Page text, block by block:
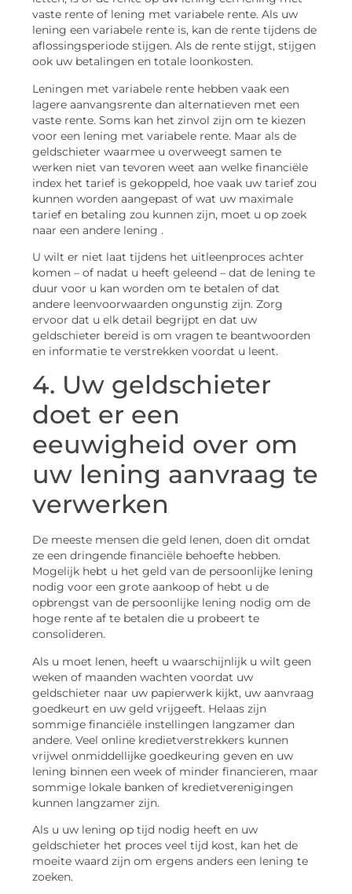
vaste rente of lening met variabele rente. Als uw
lening een variabele rente is, kan de rente tijdens de
aflossingsperiode stijgen. Als de rente stijgt, stijgen
ook uw betalingen en totale loonkosten.
Leningen met variabele rente hebben vaak een
lagere aanvangsrente dan alternatieven met een
vaste rente. Soms kan het zinvol zijn om te kiezen
voor een lening met variabele rente. Maar als de
geldschieter waarmee u overweegt samen te
werken niet van tevoren weet aan welke financiële
index het tarief is gekoppeld, hoe vaak uw tarief zou
kunnen worden aangepast of wat uw maximale
tarief en betaling zou kunnen zijn, moet u op zoek
naar een andere lening .
U wilt er niet laat tijdens het uitleenproces achter
komen – of nadat u heeft geleend – dat de lening te
duur voor u kan worden om te betalen of dat
andere leenvoorwaarden ongunstig zijn. Zorg
ervoor dat u elk detail begrijpt en dat uw
geldschieter bereid is om vragen te beantwoorden
en informatie te verstrekken voordat u leent.
4. Uw geldschieter
doet er een
eeuwigheid over om
uw lening aanvraag te
verwerken
De meeste mensen die geld lenen, doen dit omdat
ze een dringende financiële behoefte hebben.
Mogelijk hebt u het geld van de persoonlijke lening
nodig voor een grote aankoop of hebt u de
opbrengst van de persoonlijke lening nodig om de
hoge rente af te betalen die u probeert te
consolideren.
Als u moet lenen, heeft u waarschijnlijk u wilt geen
weken of maanden wachten voordat uw
geldschieter naar uw papierwerk kijkt, uw aanvraag
goedkeurt en uw geld vrijgeeft. Helaas zijn
sommige financiële instellingen langzamer dan
andere. Veel online kredietverstrekkers kunnen
vrijwel onmiddellijke goedkeuring geven en uw
lening binnen een week of minder financieren, maar
sommige lokale banken of kredietverenigingen
kunnen langzamer zijn.
Als u uw lening op tijd nodig heeft en uw
geldschieter het proces veel tijd kost, kan het de
moeite waard zijn om ergens anders een lening te
zoeken.